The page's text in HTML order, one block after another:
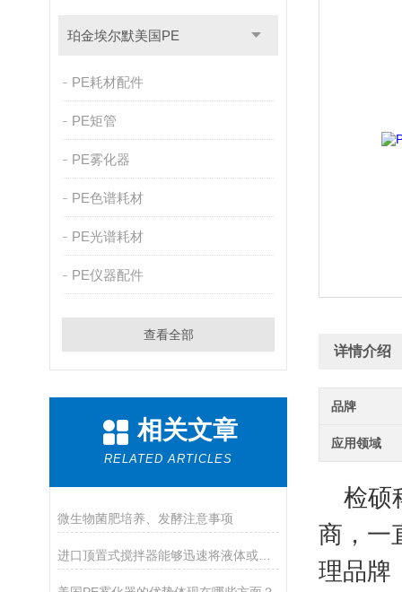
珀金埃尔默美国PE
PE耗材配件
PE矩管
PE雾化器
PE色谱耗材
PE光谱耗材
PE仪器配件
查看全部
相关文章
RELATED ARTICLES
微生物菌肥培养、发酵注意事项
进口顶置式搅拌器能够迅速将液体或固体物质搅拌均匀
详情介绍
品牌
应用领域
检硕
商，一
理品牌